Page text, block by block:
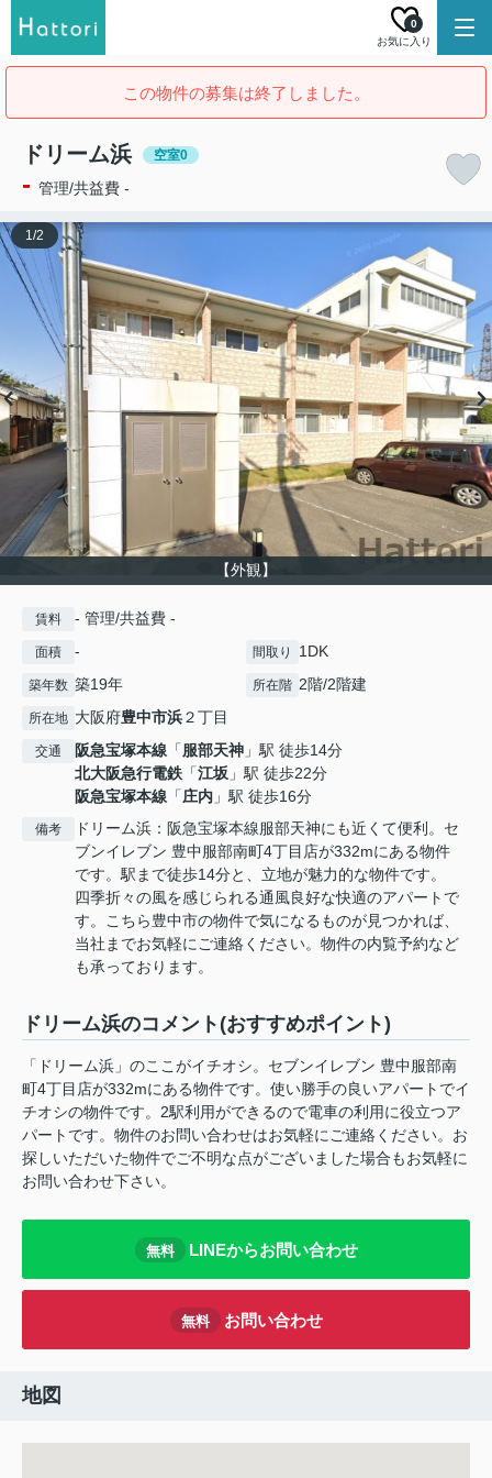
お気に入り
0
この物件の募集は終了しました。
ドリーム浜 空室0
- 管理/共益費 -
【外観】
1/2
賃料 - 管理/共益費 -
面積 - 間取り 1DK
築年数 築19年 所在階 2階/2階建
所在地 大阪府豊中市浜２丁目
交通 阪急宝塚本線 「服部天神 」駅 徒歩14分
北大阪急行電鉄 「江坂 」駅 徒歩22分
阪急宝塚本線 「庄内 」駅 徒歩16分
備考
ドリーム浜：阪急宝塚本線服部天神にも近くて便利。セ
ブンイレブン 豊中服部南町4丁目店が332mにある物件
です。駅まで徒歩14分と、立地が魅力的な物件です。
四季折々の風を感じられる通風良好な快適のアパートで
す。こちら豊中市の物件で気になるものが見つかれば、
当社までお気軽にご連絡ください。物件の内覧予約など
も承っております。
ドリーム浜のコメント(おすすめポイント)
「ドリーム浜」のここがイチオシ。セブンイレブン 豊中服部南
町4丁目店が332mにある物件です。使い勝手の良いアパートでイ
チオシの物件です。2駅利用ができるので電車の利用に役立つア
パートです。物件のお問い合わせはお気軽にご連絡ください。お
探しいただいた物件でご不明な点がございました場合もお気軽に
お問い合わせ下さい。
無料 LINEからお問い合わせ
無料 お問い合わせ
地図